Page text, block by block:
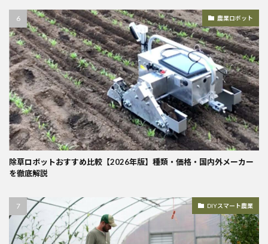
農業ロボット
除草ロボットおすすめ比較【2026年版】種類・価格・国内外メーカー
を徹底解説
DIYスマート農業